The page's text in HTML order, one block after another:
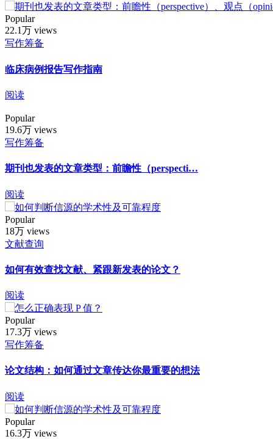
Popular
22.1万 views
写作筹备
临床病例报告写作指南
阅读
Popular
19.6万 views
写作筹备
期刊也发表的文章类型：前瞻性（perspecti…
阅读
Popular
18万 views
文献查询
如何有效查找文献、紧跟新发表的论文？
阅读
Popular
17.3万 views
写作筹备
论文结构：如何通过文章传达你最重要的想法
阅读
Popular
16.3万 views